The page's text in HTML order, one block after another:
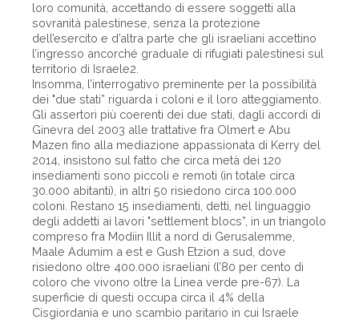
loro comunità, accettando di essere soggetti alla
sovranità palestinese, senza la protezione
dell’esercito e d’altra parte che gli israeliani accettino
l’ingresso ancorché graduale di rifugiati palestinesi sul
territorio di Israele2.
Insomma, l’interrogativo preminente per la possibilità
dei "due stati” riguarda i coloni e il loro atteggiamento.
Gli assertori più coerenti dei due stati, dagli accordi di
Ginevra del 2003 alle trattative fra Olmert e Abu
Mazen fino alla mediazione appassionata di Kerry del
2014, insistono sul fatto che circa metà dei 120
insediamenti sono piccoli e remoti (in totale circa
30.000 abitanti), in altri 50 risiedono circa 100.000
coloni. Restano 15 insediamenti, detti, nel linguaggio
degli addetti ai lavori "settlement blocs”, in un triangolo
compreso fra Modiin Illit a nord di Gerusalemme,
Maale Adumim a est e Gush Etzion a sud, dove
risiedono oltre 400.000 israeliani (l’80 per cento di
coloro che vivono oltre la Linea verde pre-67). La
superficie di questi occupa circa il 4% della
Cisgiordania e uno scambio paritario in cui Israele